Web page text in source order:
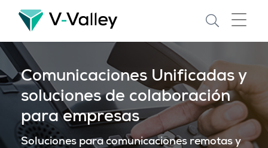
Skip
main
content
Comunicaciones Unificadas y
soluciones de colaboración
para empresas
Soluciones para comunicaciones remotas y